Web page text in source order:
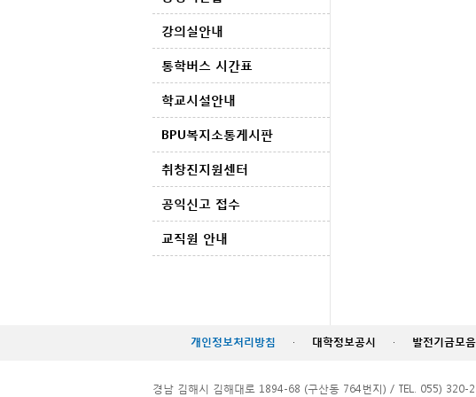
강의실안내
통학버스 시간표
학교시설안내
BPU복지소통게시판
취창진지원센터
공익신고 접수
교직원 안내
개인정보처리방침 · 대학정보공시 · 발전기금모음
경남 김해시 김해대로 1894-68 (구산동 764번지) / TEL. 055) 320-